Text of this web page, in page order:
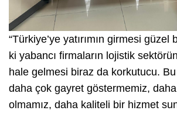
“Türkiye’ye yatırımın girmesi
ki yabancı firmaların lojistik
hale gelmesi biraz da korkutucu.
daha çok gayret göstermemiz,
olmamız, daha kaliteli bir hizmet